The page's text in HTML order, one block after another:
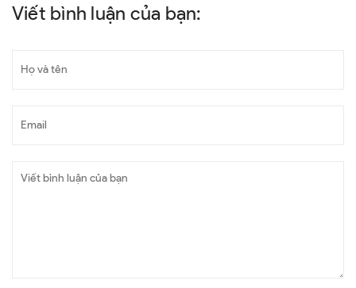
Viết bình luận của bạn: